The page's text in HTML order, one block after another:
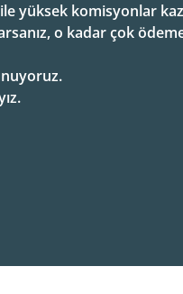
yüksek komisyonlar
o kadar çok